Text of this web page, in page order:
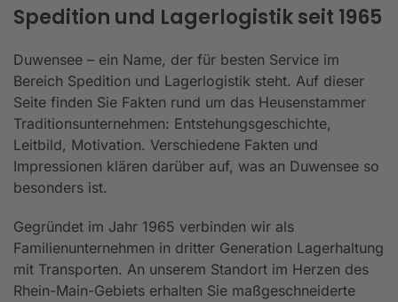
Spedition und Lagerlogistik seit 1965
Duwensee – ein Name, der für besten Service im
Bereich Spedition und Lagerlogistik steht. Auf dieser
Seite finden Sie Fakten rund um das Heusenstammer
Traditionsunternehmen: Entstehungsgeschichte,
Leitbild, Motivation. Verschiedene Fakten und
Impressionen klären darüber auf, was an Duwensee so
besonders ist.
Gegründet im Jahr 1965 verbinden wir als
Familienunternehmen in dritter Generation Lagerhaltung
mit Transporten. An unserem Standort im Herzen des
Rhein-Main-Gebiets erhalten Sie maßgeschneiderte